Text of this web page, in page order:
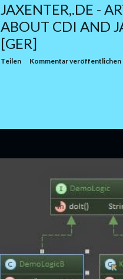
JAXENTER,.DE -
ABOUT CDI AND
[GER]
Teilen Kommentar veröffentlichen